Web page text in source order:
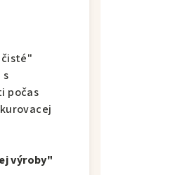
počas
výroby"